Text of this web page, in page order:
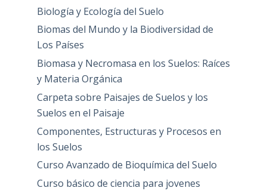
Biología y Ecología del Suelo
Biomas del Mundo y la Biodiversidad de
Los Países
Biomasa y Necromasa en los Suelos: Raíces
y Materia Orgánica
Carpeta sobre Paisajes de Suelos y los
Suelos en el Paisaje
Componentes, Estructuras y Procesos en
los Suelos
Curso Avanzado de Bioquímica del Suelo
Curso básico de ciencia para jovenes